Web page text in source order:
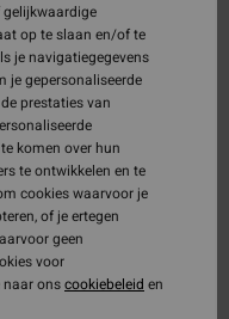
op te slaan en/of te
je navigatiegegevens
je gepersonaliseerde
prestaties van
komen over hun
te ontwikkelen en te
cookies waarvoor je
of je ertegen
geen
voor
onscookiebeleid en